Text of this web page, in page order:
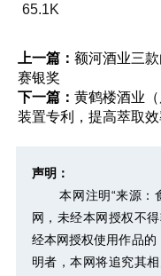
65.1K
上一篇： 额河酒业三
赛银奖
下一篇： 黄鹤楼酒业
装置专利，提高萃取
声明：
本网注明“来源：
网，未经本网授权不
经本网授权使用作品的
明者，本网将追究其